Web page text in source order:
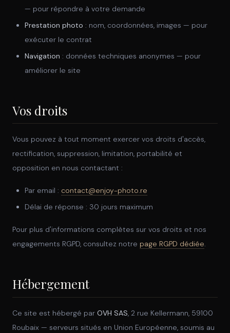
— pour répondre à votre demande
Prestation photo : nom, coordonnées, images — pour
exécuter le contrat
Navigation : données techniques anonymes — pour
améliorer le site
Vos droits
Vous pouvez à tout moment exercer vos droits d'accès,
rectification, suppression, limitation, portabilité et
opposition en nous contactant :
Par email : contact@enjoy-photo.re
Délai de réponse : 30 jours maximum
Pour plus d'informations complètes sur vos droits et nos
engagements RGPD, consultez notre page RGPD dédiée.
Hébergement
Ce site est hébergé par OVH SAS, 2 rue Kellermann, 59100
Roubaix — serveurs situés en Union Européenne, soumis au